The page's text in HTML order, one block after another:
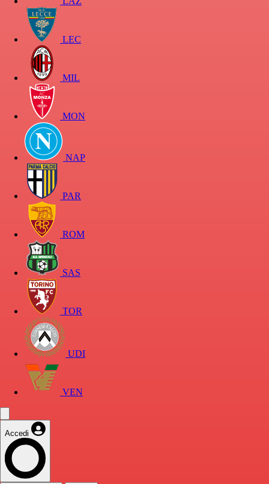
LEC
MIL
MON
NAP
PAR
ROM
SAS
TOR
UDI
VEN
Accedi